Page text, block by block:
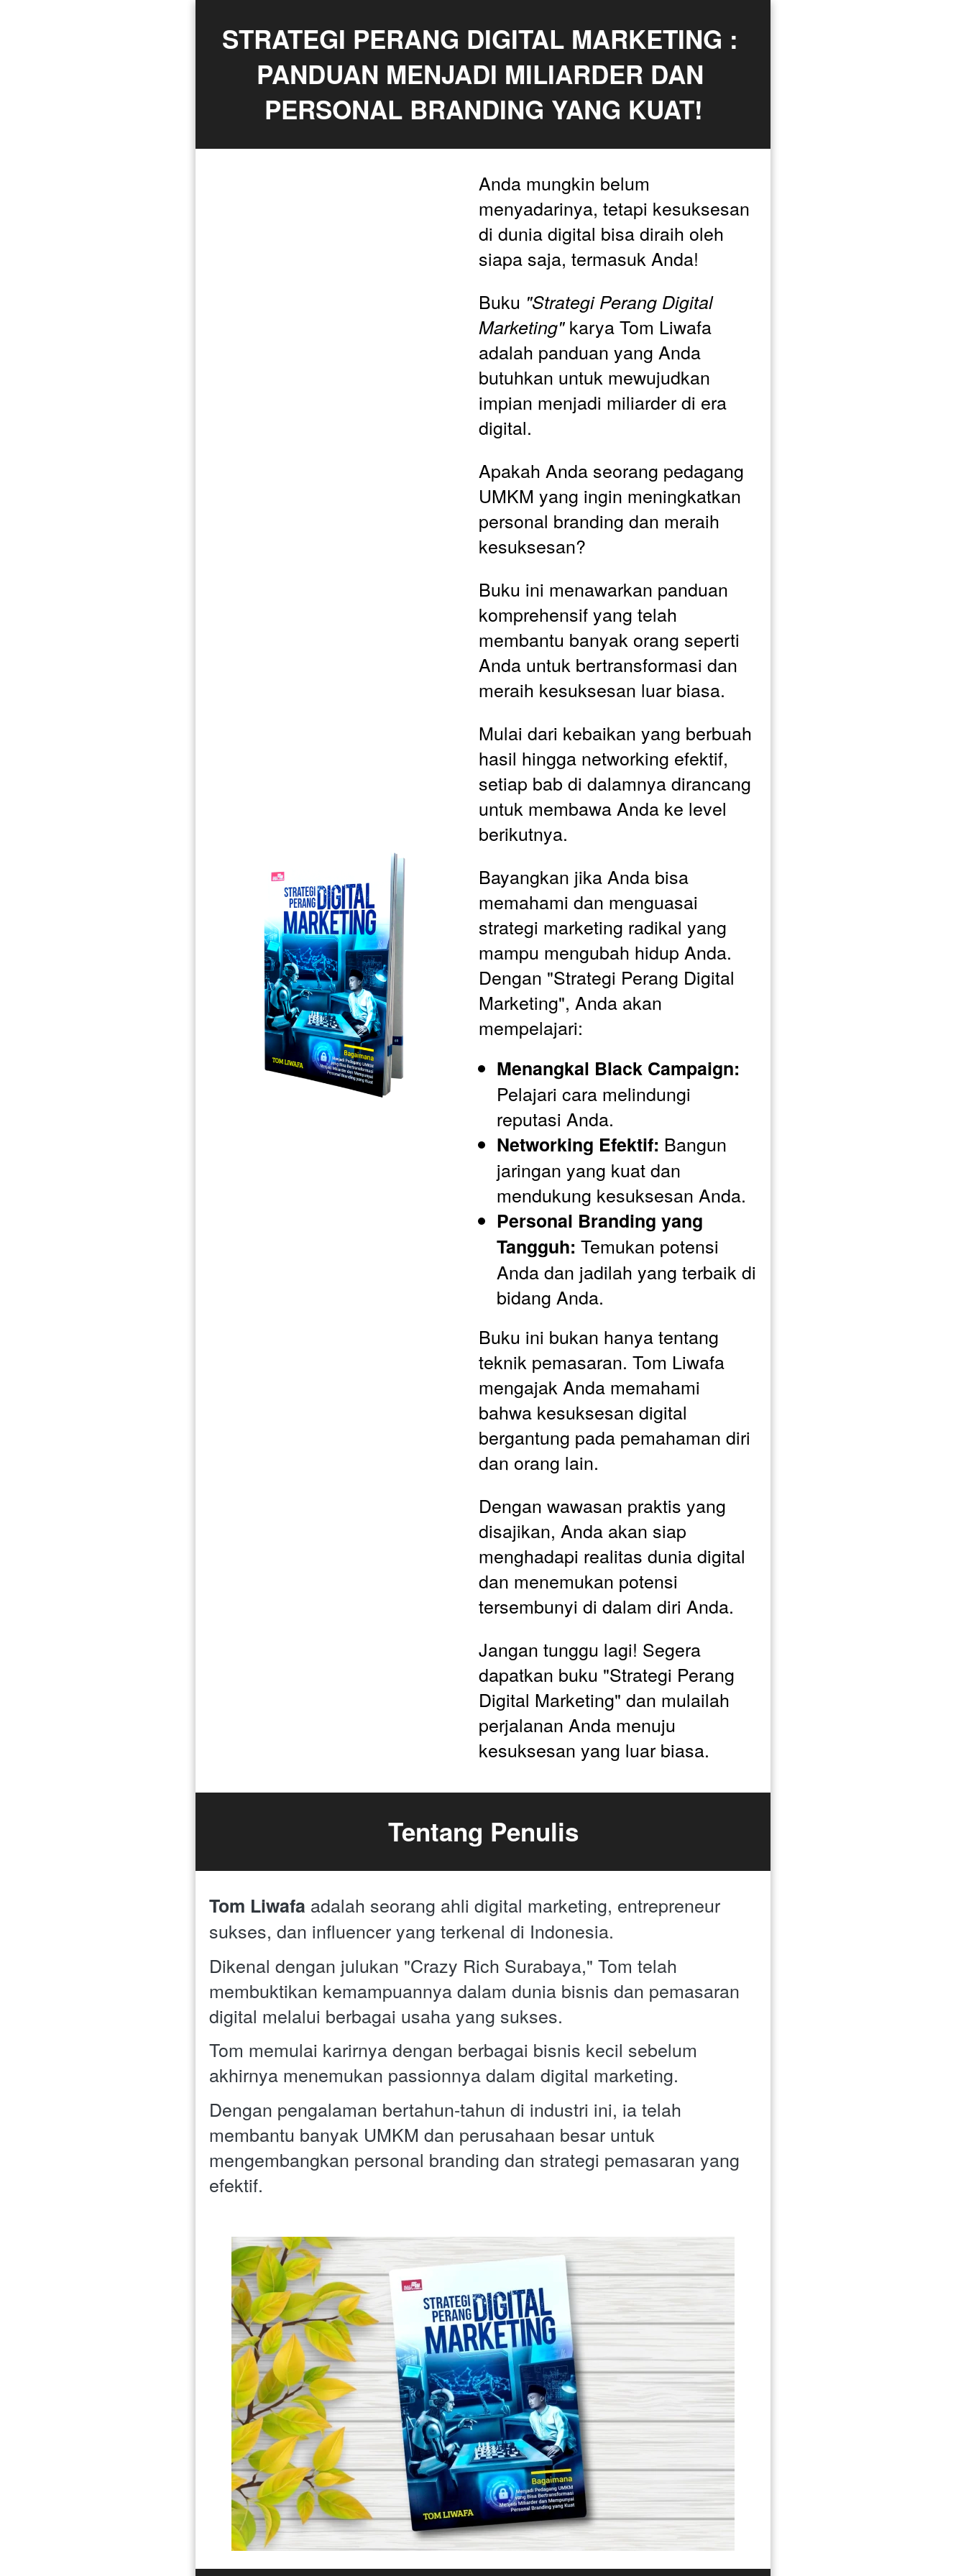
STRATEGI PERANG DIGITAL MARKETING :
PANDUAN MENJADI MILIARDER DAN
PERSONAL BRANDING YANG KUAT!
Anda mungkin belum
menyadarinya, tetapi kesuksesan
di dunia digital bisa diraih oleh
siapa saja, termasuk Anda!
Buku "Strategi Perang Digital
Marketing" karya Tom Liwafa
adalah panduan yang Anda
butuhkan untuk mewujudkan
impian menjadi miliarder di era
digital.
Apakah Anda seorang pedagang
UMKM yang ingin meningkatkan
personal branding dan meraih
kesuksesan?
Buku ini menawarkan panduan
komprehensif yang telah
membantu banyak orang seperti
Anda untuk bertransformasi dan
meraih kesuksesan luar biasa.
Mulai dari kebaikan yang berbuah
hasil hingga networking efektif,
setiap bab di dalamnya dirancang
untuk membawa Anda ke level
berikutnya.
Bayangkan jika Anda bisa
memahami dan menguasai
strategi marketing radikal yang
mampu mengubah hidup Anda.
Dengan "Strategi Perang Digital
Marketing", Anda akan
mempelajari:
Menangkal Black Campaign:
Pelajari cara melindungi
reputasi Anda.
Networking Efektif: Bangun
jaringan yang kuat dan
mendukung kesuksesan Anda.
Personal Branding yang
Tangguh: Temukan potensi
Anda dan jadilah yang terbaik di
bidang Anda.
Buku ini bukan hanya tentang
teknik pemasaran. Tom Liwafa
mengajak Anda memahami
bahwa kesuksesan digital
bergantung pada pemahaman diri
dan orang lain.
Dengan wawasan praktis yang
disajikan, Anda akan siap
menghadapi realitas dunia digital
dan menemukan potensi
tersembunyi di dalam diri Anda.
Jangan tunggu lagi! Segera
dapatkan buku "Strategi Perang
Digital Marketing" dan mulailah
perjalanan Anda menuju
kesuksesan yang luar biasa.
Tentang Penulis
Tom Liwafa adalah seorang ahli digital marketing, entrepreneur
sukses, dan influencer yang terkenal di Indonesia.
Dikenal dengan julukan "Crazy Rich Surabaya," Tom telah
membuktikan kemampuannya dalam dunia bisnis dan pemasaran
digital melalui berbagai usaha yang sukses.
Tom memulai karirnya dengan berbagai bisnis kecil sebelum
akhirnya menemukan passionnya dalam digital marketing.
Dengan pengalaman bertahun-tahun di industri ini, ia telah
membantu banyak UMKM dan perusahaan besar untuk
mengembangkan personal branding dan strategi pemasaran yang
efektif.